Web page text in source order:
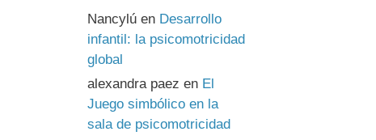
Nancylú en Desarrollo
infantil: la psicomotricidad
global
alexandra paez en El
Juego simbólico en la
sala de psicomotricidad